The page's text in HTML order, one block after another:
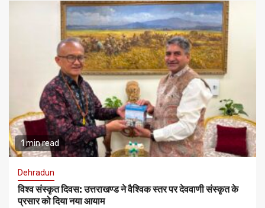
1 min read
Dehradun
विश्व संस्कृत दिवस: उत्तराखण्ड ने वैश्विक स्तर पर देववाणी संस्कृत के
प्रसार को दिया नया आयाम